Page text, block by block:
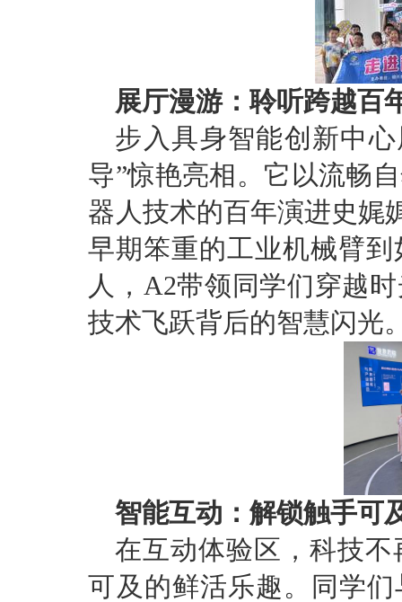
展厅漫游：聆听跨越百
步入具身智能创新中
导”惊艳亮相。它以流畅
器人技术的百年演进史娓
早期笨重的工业机械臂
人，A2带领同学们穿越
技术飞跃背后的智慧闪光
智能互动：解锁触手可
在互动体验区，科技
可及的鲜活乐趣。同学